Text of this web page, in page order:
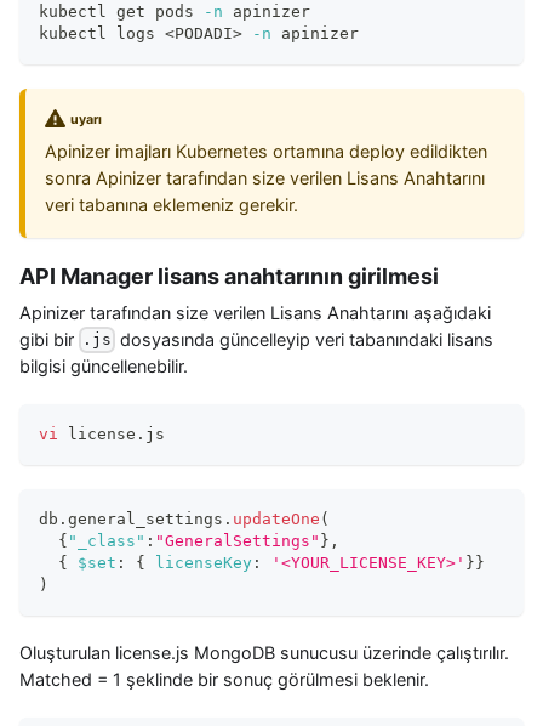
kubectl get pods -n apinizer
kubectl logs <PODADI> -n apinizer
uyarı
Apinizer imajları Kubernetes ortamına deploy edildikten
sonra Apinizer tarafından size verilen Lisans Anahtarını
veri tabanına eklemeniz gerekir.
API Manager lisans anahtarının girilmesi
Apinizer tarafından size verilen Lisans Anahtarını aşağıdaki
gibi bir
.js dosyasında güncelleyip veri tabanındaki lisans
bilgisi güncellenebilir.
vi license.js
db . general_settings . updateOne (
{ "_class" : "GeneralSettings" } ,
{
$set : { licenseKey : '<YOUR_LICENSE_KEY>' }}
)
Oluşturulan license.js MongoDB sunucusu üzerinde çalıştırılır.
Matched = 1 şeklinde bir sonuç görülmesi beklenir.